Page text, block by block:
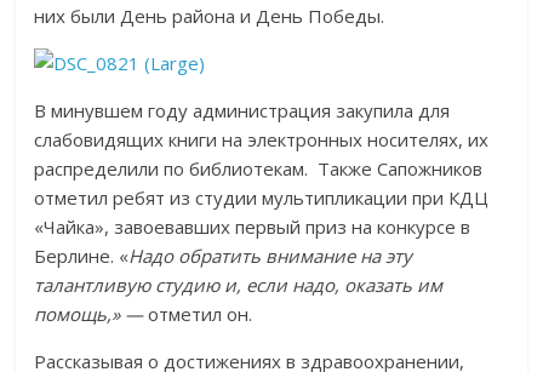
них были День района и День Победы.
В минувшем году администрация закупила для
слабовидящих книги на электронных носителях, их
распределили по библиотекам. Также Сапожников
отметил ребят из студии мультипликации при КДЦ
«Чайка», завоевавших первый приз на конкурсе в
Берлине. «Надо обратить внимание на эту
талантливую студию и, если надо, оказать им
помощь,» —отметил он.
Рассказывая о достижениях в здравоохранении,